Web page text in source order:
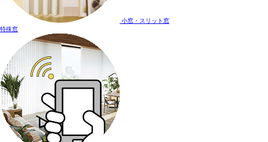
小窓・スリット窓
特殊窓